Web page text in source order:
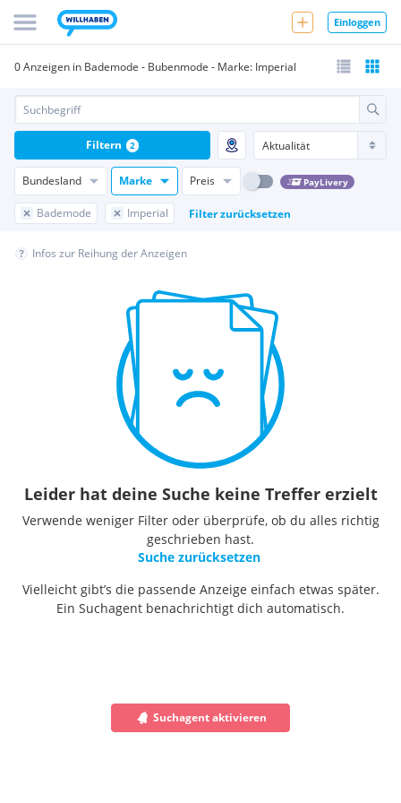
Einloggen
0 Anzeigen in Bademode - Bubenmode - Marke: Imperial
Bundesland Marke Preis PayLivery
Bademode Imperial Filter zurücksetzen
Filtern 2
Infos zur Reihung der Anzeigen
Leider hat deine Suche keine Treffer erzielt
Verwende weniger Filter oder überprüfe, ob du alles richtig
geschrieben hast.
Suche zurücksetzen
Vielleicht gibt’s die passende Anzeige einfach etwas später.
Ein Suchagent benachrichtigt dich automatisch.
Suchagent aktivieren